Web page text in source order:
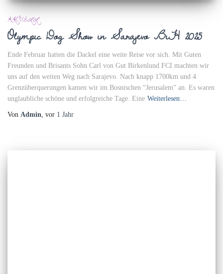
AKTUELL
Olympic Dog Show in Sarajevo BiH 2025
Ende Februar hatten die Dackel eine weite Reise vor sich. Mit Guten
Freunden und Brisants Sohn Carl von Gut Birkenlund FCI machten wir
uns auf den weiten Weg nach Sarajevo. Nach knapp 1700km und 4
Grenzüberquerungen kamen wir im Bosnischen “Jerusalem” an. Es waren
unglaubliche schöne und erfolgreiche Tage. Eine Weiterlesen…
Von Admin, vor 1 Jahr